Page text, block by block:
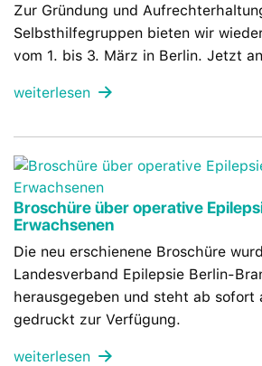
Zur Gründung und
Selbsthilfegruppen bieten wir
vom 1. bis 3. März in Berlin. Jetzt
weiterlesen
Broschüre über operative
Erwachsenen
Die neu erschienene Broschüre
Landesverband Epilepsie Berlin-
herausgegeben und steht ab sofort
gedruckt zur Verfügung.
weiterlesen